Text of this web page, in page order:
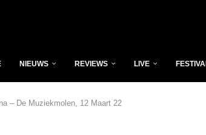
NIEUWS REVIEWS LIVE
– De Muziekmolen, 12 Maart 22